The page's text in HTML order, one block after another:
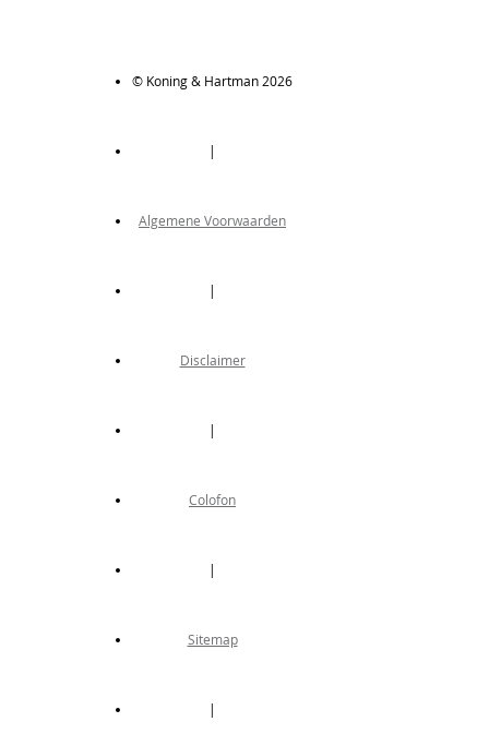
© Koning & Hartman 2026
|
Algemene Voorwaarden
|
Disclaimer
|
Colofon
|
Sitemap
|